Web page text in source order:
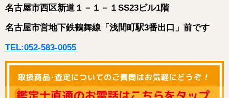
名古屋市西区新道１－１－１SS23ビル1階
名古屋市営地下鉄鶴舞線「浅間町駅3番出口」前です
TEL:052-583-0055